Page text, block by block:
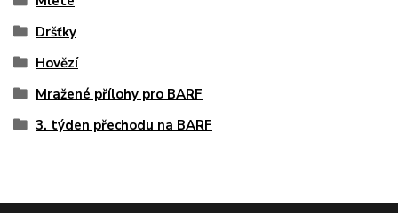
Dršťky
Hovězí
Mražené přílohy pro BARF
3. týden přechodu na BARF